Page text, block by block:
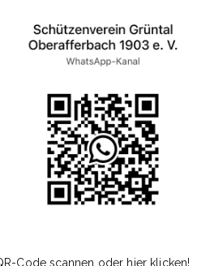
Code scannen oder hier klicken!